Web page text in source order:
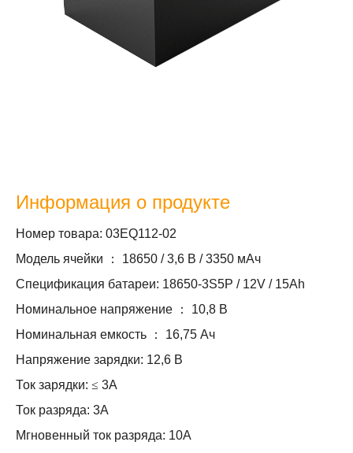
Информация о продукте
Номер товара: 03EQ112-02
Модель ячейки
：
18650 / 3,6 В / 3350 мАч
Спецификация батареи: 18650-3S5P / 12V / 15Ah
Номинальное напряжение
：
10,8 В
Номинальная емкость
：
16,75 Ач
Напряжение зарядки: 12,6 В
Ток зарядки: ≤ 3А
Ток разряда: 3А
Мгновенный ток разряда: 10А